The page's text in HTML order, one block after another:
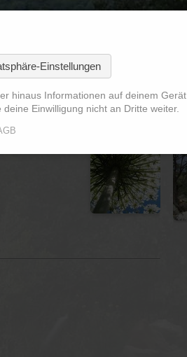
Einstellungen
hinaus Informationen auf deinem Gerät
Einwilligung nicht an Dritte weiter.